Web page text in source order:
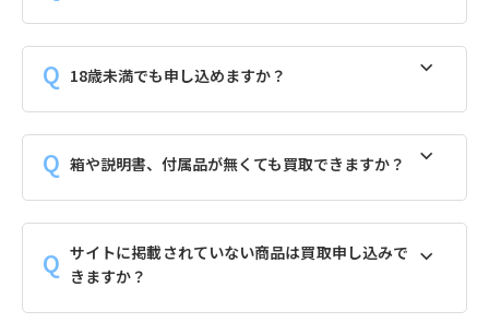
18歳未満でも申し込めますか？
箱や説明書、付属品が無くても買取できますか？
サイトに掲載されていない商品は買取申し込みで
きますか？